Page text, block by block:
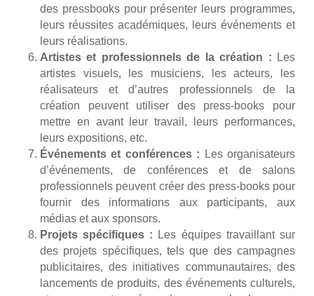
des pressbooks pour présenter leurs programmes,
leurs réussites académiques, leurs événements et
leurs réalisations.
Artistes et professionnels de la création : Les
artistes visuels, les musiciens, les acteurs, les
réalisateurs et d’autres professionnels de la
création peuvent utiliser des press-books pour
mettre en avant leur travail, leurs performances,
leurs expositions, etc.
Événements et conférences : Les organisateurs
d’événements, de conférences et de salons
professionnels peuvent créer des press-books pour
fournir des informations aux participants, aux
médias et aux sponsors.
Projets spécifiques : Les équipes travaillant sur
des projets spécifiques, tels que des campagnes
publicitaires, des initiatives communautaires, des
lancements de produits, des événements culturels,